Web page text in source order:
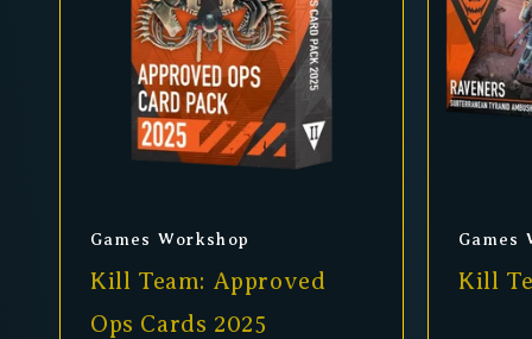
Anbieter:
Games Workshop
Kill Team: Approved
Ops Cards 2025
Games
Kill